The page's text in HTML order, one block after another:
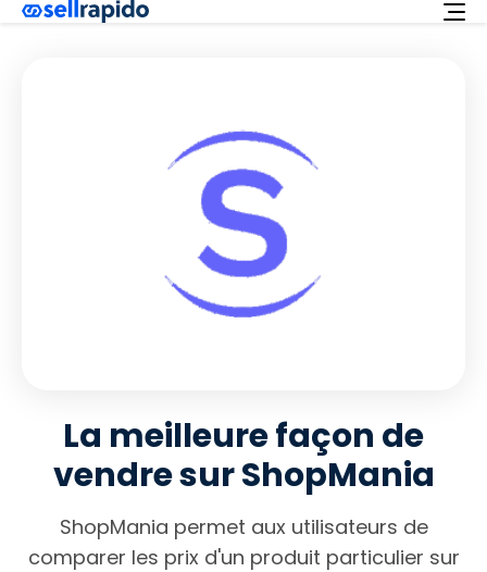
La meilleure façon de
vendre sur ShopMania
ShopMania permet aux utilisateurs de
comparer les prix d'un produit particulier sur